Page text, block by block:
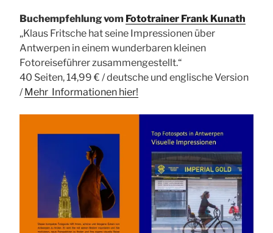
Buchempfehlung vom Fototrainer Frank Kunath
„Klaus Fritsche hat seine Impressionen über
Antwerpen in einem wunderbaren kleinen
Fotoreiseführer zusammengestellt.“
40 Seiten, 14,99 € / deutsche und englische Version
/Mehr Informationen hier!